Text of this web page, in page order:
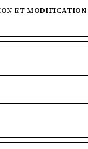
ET